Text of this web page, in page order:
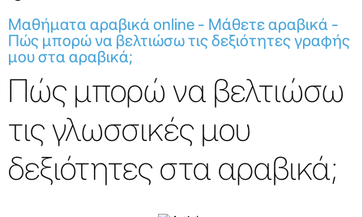
Μαθήματα αραβικά online - Μάθετε αραβικά -
Πώς μπορώ να βελτιώσω τις δεξιότητες γραφής
μου στα αραβικά;
Πώς μπορώ να βελτιώσω
τις γλωσσικές μου
δεξιότητες στα αραβικά;